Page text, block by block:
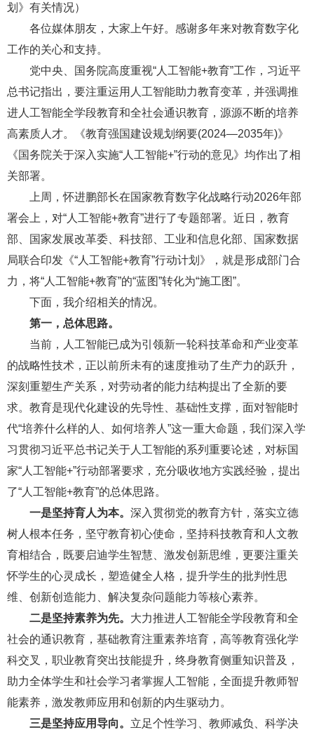
划》有关情况）
各位媒体朋友，大家上午好。感谢多年来对教育数字化
工作的关心和支持。
党中央、国务院高度重视“人工智能+教育”工作，习近平
总书记指出，要注重运用人工智能助力教育变革，并强调推
进人工智能全学段教育和全社会通识教育，源源不断的培养
高素质人才。《教育强国建设规划纲要(2024—2035年)》
《国务院关于深入实施“人工智能+”行动的意见》均作出了相
关部署。
上周，怀进鹏部长在国家教育数字化战略行动2026年部
署会上，对“人工智能+教育”进行了专题部署。近日，教育
部、国家发展改革委、科技部、工业和信息化部、国家数据
局联合印发《“人工智能+教育”行动计划》，就是形成部门合
力，将“人工智能+教育”的“蓝图”转化为“施工图”。
下面，我介绍相关的情况。
第一，总体思路。
当前，人工智能已成为引领新一轮科技革命和产业变革
的战略性技术，正以前所未有的速度推动了生产力的跃升，
深刻重塑生产关系，对劳动者的能力结构提出了全新的要
求。教育是现代化建设的先导性、基础性支撑，面对智能时
代“培养什么样的人、如何培养人”这一重大命题，我们深入学
习贯彻习近平总书记关于人工智能的系列重要论述，对标国
家“人工智能+”行动部署要求，充分吸收地方实践经验，提出
了“人工智能+教育”的总体思路。
一是坚持育人为本。 深入贯彻党的教育方针，落实立德
树人根本任务，坚守教育初心使命，坚持科技教育和人文教
育相结合，既要启迪学生智慧、激发创新思维，更要注重关
怀学生的心灵成长，塑造健全人格，提升学生的批判性思
维、创新创造能力、解决复杂问题能力等核心素养。
二是坚持素养为先。 大力推进人工智能全学段教育和全
社会的通识教育，基础教育注重素养培育，高等教育强化学
科交叉，职业教育突出技能提升，终身教育侧重知识普及，
助力全体学生和社会学习者掌握人工智能，全面提升教师智
能素养，激发教师应用和创新的内生驱动力。
三是坚持应用导向。 立足个性学习、教师减负、科学决